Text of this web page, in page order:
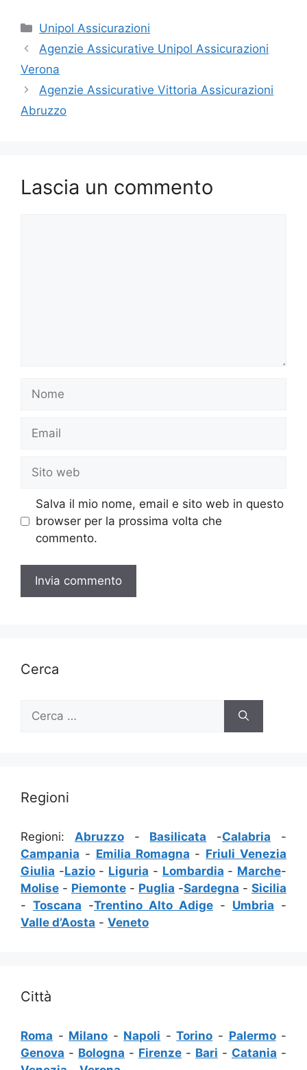
Categorie
Unipol Assicurazioni
Agenzie Assicurative Unipol Assicurazioni
Verona
Agenzie Assicurative Vittoria Assicurazioni
Abruzzo
Lascia un commento
Nome
Email
Sito
web
Salva il mio nome, email e sito web in questo
browser per la prossima volta che
commento.
Cerca
per:
Regioni
Regioni: Abruzzo- Basilicata -Calabria -
Campania - Emilia Romagna - Friuli Venezia
Giulia -Lazio- Liguria - Lombardia - Marche-
Molise - Piemonte - Puglia -Sardegna - Sicilia
- Toscana -Trentino Alto Adige - Umbria -
Valle d’Aosta - Veneto
Città
Roma - Milano - Napoli -Torino - Palermo-
Genova - Bologna - Firenze - Bari - Catania -